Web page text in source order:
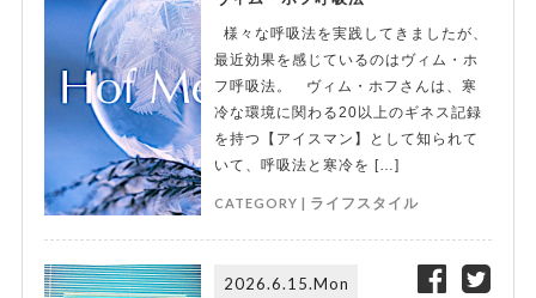
様々な呼吸法を実践してきましたが、
最近効果を感じているのはヴィム・ホ
フ呼吸法。 ヴィム・ホフさんは、寒
冷な環境に関わる20以上のギネス記録
を持つ【アイスマン】として知られて
いて、呼吸法と寒冷を […]
CATEGORY | ライフスタイル
2026.6.15.Mon